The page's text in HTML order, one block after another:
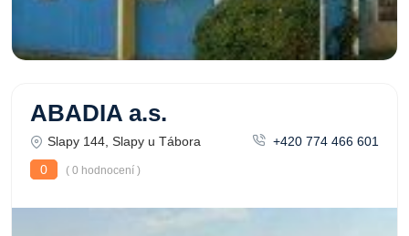
ABADIA a.s.
Slapy 144, Slapy u Tábora
+420 774 466 601
0
( 0 hodnocení )